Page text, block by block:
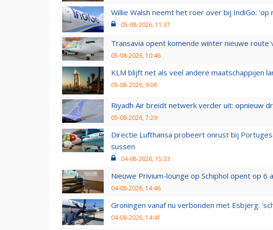
Willie Walsh neemt het roer over bij IndiGo: 'op
05-08-2026, 11:37
Transavia opent komende winter nieuwe route
05-08-2026, 10:46
KLM blijft net als veel andere maatschappijen
05-08-2026, 9:00
Riyadh Air breidt netwerk verder uit: opnieuw
05-08-2026, 7:29
Directie Lufthansa probeert onrust bij
sussen
04-08-2026, 15:33
Nieuwe Privium-lounge op Schiphol opent op 6
04-08-2026, 14:46
Groningen vanaf nu verbonden met Esbjerg:
04-08-2026, 14:41